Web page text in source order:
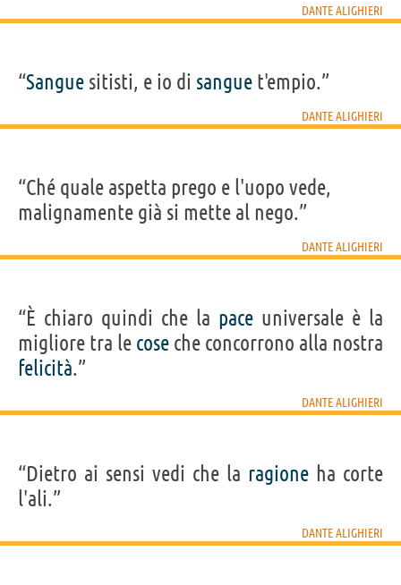
DANTE ALIGHIERI
“Sangue sitisti, e io di sangue t'empio.”
DANTE ALIGHIERI
“Ché quale aspetta prego e l'uopo vede,
malignamente già si mette al nego.”
DANTE ALIGHIERI
“È chiaro quindi che la pace universale è la
migliore tra le cose che concorrono alla nostra
felicità.”
DANTE ALIGHIERI
“Dietro ai sensi vedi che la ragione ha corte
l'ali.”
DANTE ALIGHIERI